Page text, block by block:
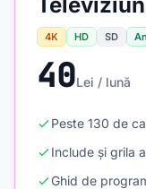
4K HD SD
40Lei / lună
Peste 130 de
Include și grila
Ghid de